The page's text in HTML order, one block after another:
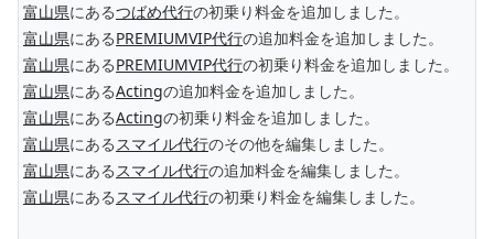
富山県にあるつばめ代行の初乗り料金を追加しました。
富山県にあるPREMIUMVIP代行の追加料金を追加しました。
富山県にあるPREMIUMVIP代行の初乗り料金を追加しました。
富山県にあるActingの追加料金を追加しました。
富山県にあるActingの初乗り料金を追加しました。
富山県にあるスマイル代行のその他を編集しました。
富山県にあるスマイル代行の追加料金を編集しました。
富山県にあるスマイル代行の初乗り料金を編集しました。